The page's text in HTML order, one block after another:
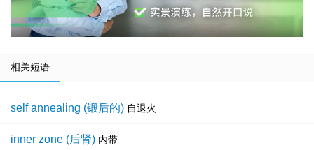
相关短语
self annealing (锻后的) 自退火
inner zone (后肾) 内带